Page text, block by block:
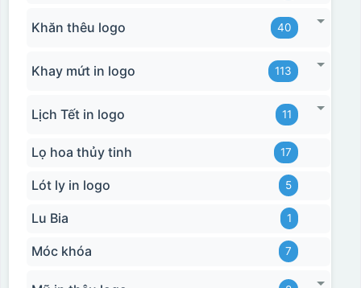
Khăn thêu logo 40
Khay mứt in logo 113
Lịch Tết in logo 11
Lọ hoa thủy tinh 17
Lót ly in logo 5
Lu Bia 1
Móc khóa 7